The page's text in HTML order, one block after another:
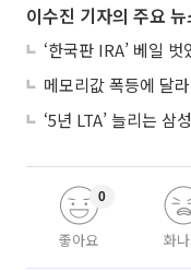
이수진 기자의 주요 뉴
좋아요
0
화